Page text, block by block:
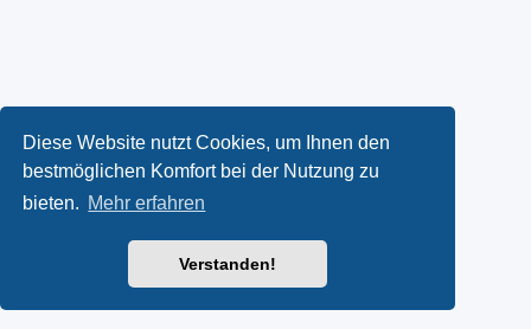
Diese Website nutzt Cookies, um Ihnen den
bestmöglichen Komfort bei der Nutzung zu
bieten. Mehr erfahren
Verstanden!